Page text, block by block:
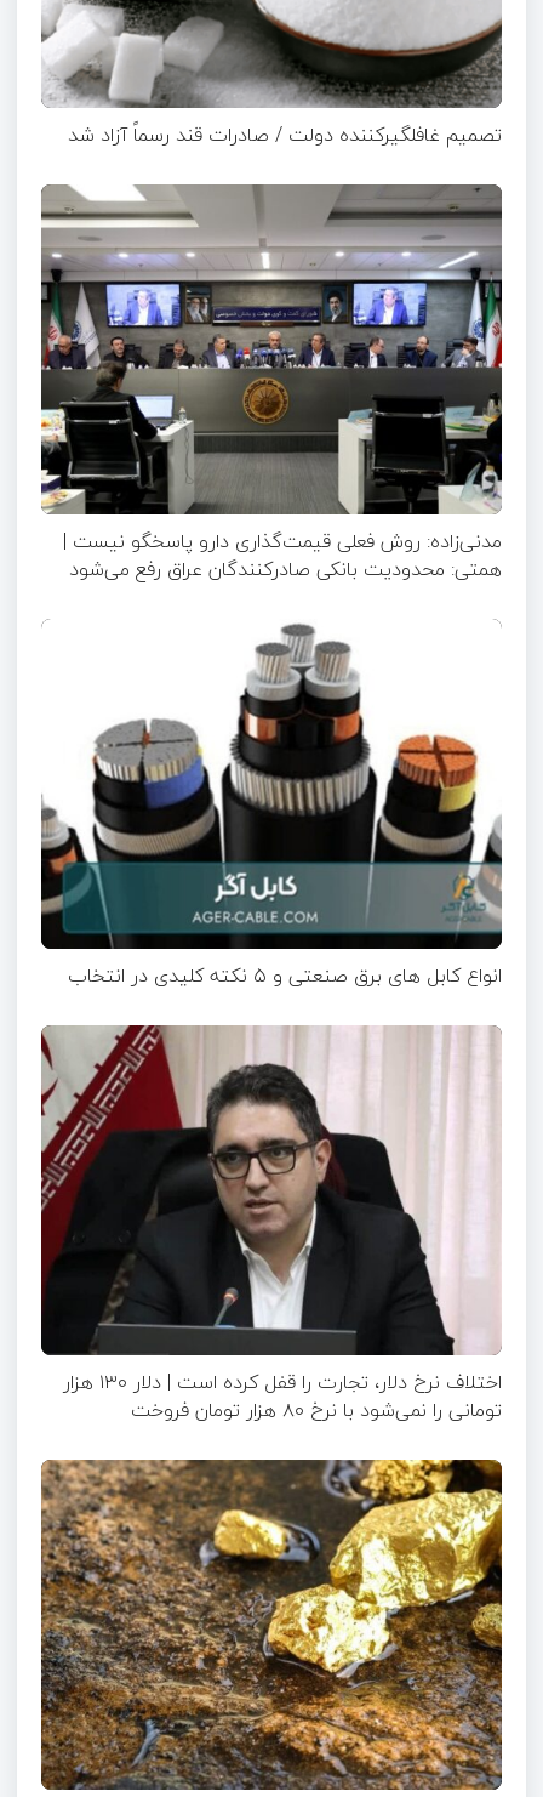
تصمیم غافلگیرکننده دولت / صادرات قند رسماً آزاد شد
مدنی‌زاده: روش فعلی قیمت‌گذاری دارو پاسخگو نیست |
همتی: محدودیت بانکی صادرکنندگان عراق رفع می‌شود
انواع کابل های برق صنعتی و ۵ نکته کلیدی در انتخاب
اختلاف نرخ دلار، تجارت را قفل کرده است | دلار ۱۳۰ هزار
تومانی را نمی‌شود با نرخ ۸۰ هزار تومان فروخت